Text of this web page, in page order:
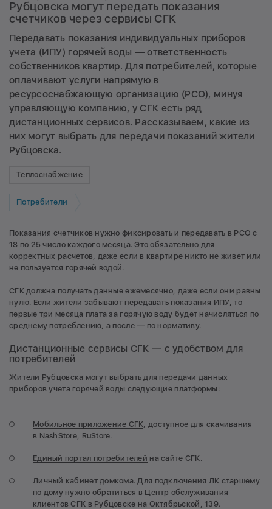
Рубцовска могут передать показания
счетчиков через сервисы СГК
Передавать показания индивидуальных приборов
учета (ИПУ) горячей воды — ответственность
собственников квартир. Для потребителей, которые
оплачивают услуги напрямую в
ресурсоснабжающую организацию (РСО), минуя
управляющую компанию, у СГК есть ряд
дистанционных сервисов. Рассказываем, какие из
них могут выбрать для передачи показаний жители
Рубцовска.
Теплоснабжение
Потребители
Показания счетчиков нужно фиксировать и передавать в РСО с
18 по 25 число каждого месяца. Это обязательно для
корректных расчетов, даже если в квартире никто не живет или
не пользуется горячей водой.
СГК должна получать данные ежемесячно, даже если они равны
нулю. Если жители забывают передавать показания ИПУ, то
первые три месяца плата за горячую воду будет начисляться по
среднему потреблению, а после — по нормативу.
Дистанционные сервисы СГК — с удобством для
потребителей
Жители Рубцовска могут выбрать для передачи данных
приборов учета горячей воды следующие платформы:
Мобильное приложение СГК , доступное для скачивания
в NashStore, RuStore.
Единый портал потребителей на сайте СГК.
Личный кабинетдомкома. Для подключения ЛК старшему
по дому нужно обратиться в Центр обслуживания
клиентов СГК в Рубцовске на Октябрьской, 139.